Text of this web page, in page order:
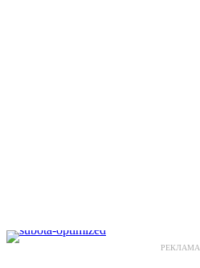
РЕКЛАМА